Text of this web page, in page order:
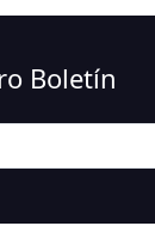
Boletín